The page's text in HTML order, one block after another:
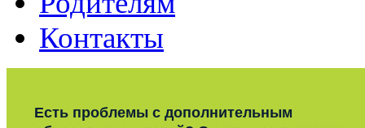
Контакты
Есть проблемы с дополнительным